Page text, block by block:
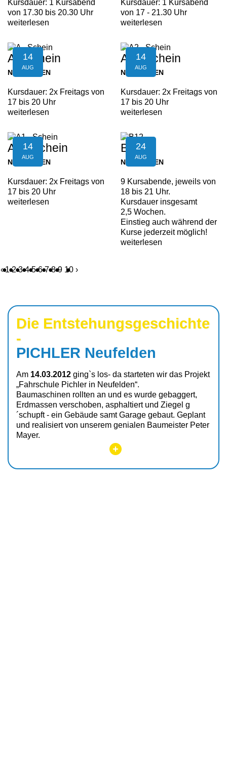
Kursdauer: 1 Kursabend
von 17.30 bis 20.30 Uhr
weiterlesen
Kursdauer: 1 Kursabend
von 17 - 21.30 Uhr
weiterlesen
14
AUG
A - Schein
NEUFELDEN
Kursdauer: 2x Freitags von
17 bis 20 Uhr
weiterlesen
14
AUG
A2 - Schein
NEUFELDEN
Kursdauer: 2x Freitags von
17 bis 20 Uhr
weiterlesen
14
AUG
A1 - Schein
NEUFELDEN
Kursdauer: 2x Freitags von
17 bis 20 Uhr
weiterlesen
24
AUG
B12
NEUFELDEN
9 Kursabende, jeweils von
18 bis 21 Uhr.
Kursdauer insgesamt
2,5 Wochen.
Einstieg auch während der
Kurse jederzeit möglich!
weiterlesen
‹ 1 2 3 4 5 6 7 8 9 10 ›
Die Entstehungs­geschichte
-
PICHLER Neufelden
Am 14.03.2012 ging`s los- da starteten wir das Projekt
„Fahrschule Pichler in Neufelden“.
Baumaschinen rollten an und es wurde ge­baggert,
Erdmassen verschoben, asphaltiert und Ziegel g
´schupft - ein Gebäude samt Garage gebaut. Geplant
und realisiert von unserem genialen Baumeister Peter
Mayer.
